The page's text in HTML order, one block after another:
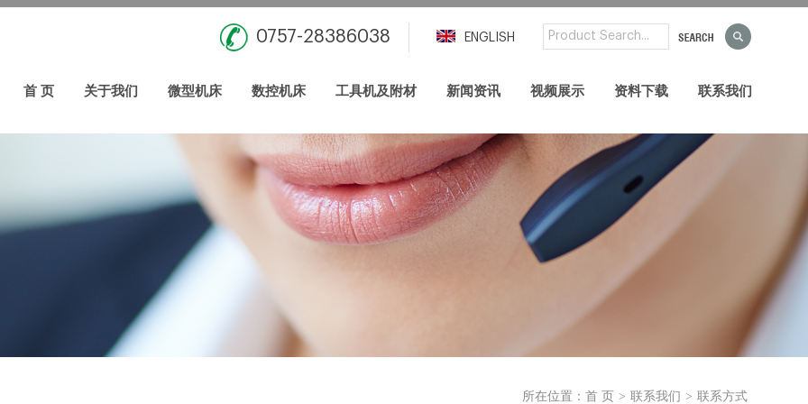
0757-28386038 ENGLISH
首 页 关于我们 微型机床 数控机床 工具机及附材 新闻资讯 视频展示 资料下载 联系我们
所在位置： 首 页 > 联系我们 > 联系方式